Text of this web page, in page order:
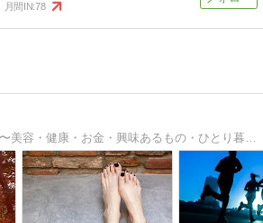
月間IN:78
50代独身女の日常〜美容・健康・お金・興味あるもの・ひとり暮らしを楽しむコツなどを発信〜